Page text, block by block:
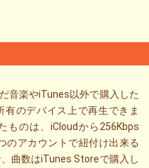
音楽やiTunes以外で購入した
有のデバイス上で再生できま
ものは、iCloudから256Kbps
のアカウントで紐付け出来る
曲数はiTunes Storeで購入し